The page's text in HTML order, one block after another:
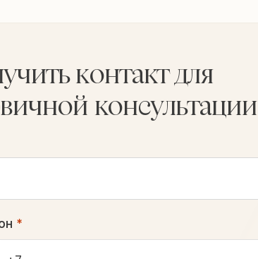
контакт для
консультации
*